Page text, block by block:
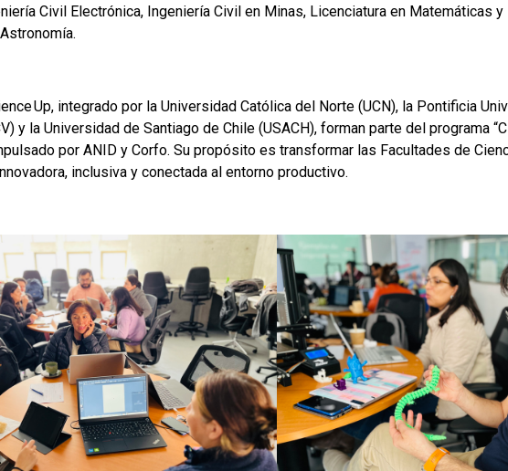
Civil Electrónica, Ingeniería Civil en Minas, Licenciatura en Matemáticas
Up, integrado por la Universidad Católica del Norte (UCN), la Pontificia
y la Universidad de Santiago de Chile (USACH), forman parte del programa
por ANID y Corfo. Su propósito es transformar las Facultades de
inclusiva y conectada al entorno productivo.